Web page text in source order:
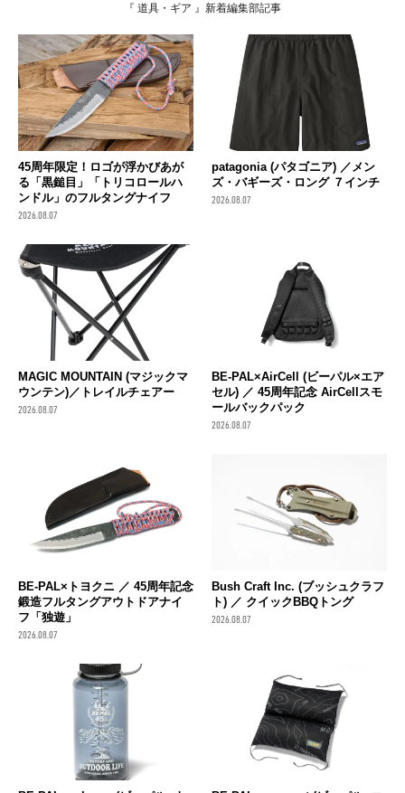
『 道具・ギア 』新着編集部記事
45周年限定！ロゴが浮かびあが
る「黒鎚目」「トリコロールハ
ンドル」のフルタングナイフ
2026.08.07
patagonia (パタゴニア) ／メン
ズ・バギーズ・ロング ７インチ
2026.08.07
MAGIC MOUNTAIN (マジックマ
ウンテン)／トレイルチェアー
2026.08.07
BE-PAL×AirCell (ビーパル×エア
セル) ／ 45周年記念 AirCellスモ
ールバックパック
2026.08.07
BE-PAL×トヨクニ ／ 45周年記念
鍛造フルタングアウトドアナイ
フ「独遊」
2026.08.07
Bush Craft Inc. (ブッシュクラフ
ト) ／ クイックBBQトング
2026.08.07